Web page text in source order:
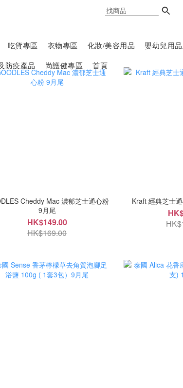
吃貨專區 衣物專區 化妝/美容用品
嬰幼兒用
防疫產品 尚護健專區 首頁
Cheddy Mac 濃郁芝士通心粉
9月尾
HK$149.00
HK$169.00
Kraft 經典芝士